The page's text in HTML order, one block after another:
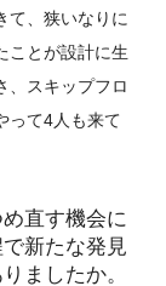
て、狭いなりに
ことが設計に生
、スキップフロ
って4人も来て
直す機会に
新たな発見
ましたか。